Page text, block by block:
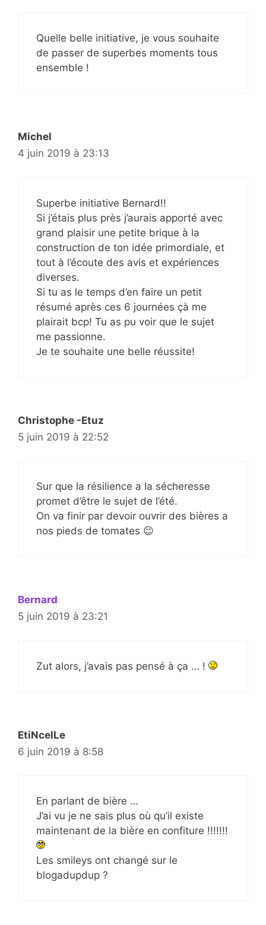
Quelle belle initiative, je vous souhaite
de passer de superbes moments tous
ensemble !
Michel
4 juin 2019 à 23:13
Superbe initiative Bernard!!
Si j’étais plus près j’aurais apporté avec
grand plaisir une petite brique à la
construction de ton idée primordiale, et
tout à l’écoute des avis et expériences
diverses.
Si tu as le temps d’en faire un petit
résumé après ces 6 journées çà me
plairait bcp! Tu as pu voir que le sujet
me passionne.
Je te souhaite une belle réussite!
Christophe -Etuz
5 juin 2019 à 22:52
Sur que la résilience a la sécheresse
promet d’être le sujet de l’été.
On va finir par devoir ouvrir des bières a
nos pieds de tomates 😉
Bernard
5 juin 2019 à 23:21
Zut alors, j’avais pas pensé à ça … !
EtiNcelLe
6 juin 2019 à 8:58
En parlant de bière …
J’ai vu je ne sais plus où qu’il existe
maintenant de la bière en confiture !!!!!!!
Les smileys ont changé sur le
blogadupdup ?